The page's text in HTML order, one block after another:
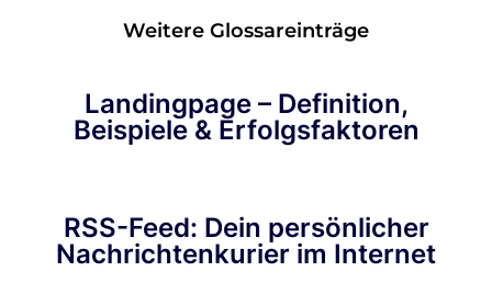
Weitere Glossareinträge
Landingpage – Definition,
Beispiele & Erfolgsfaktoren
RSS-Feed: Dein persönlicher
Nachrichtenkurier im Internet